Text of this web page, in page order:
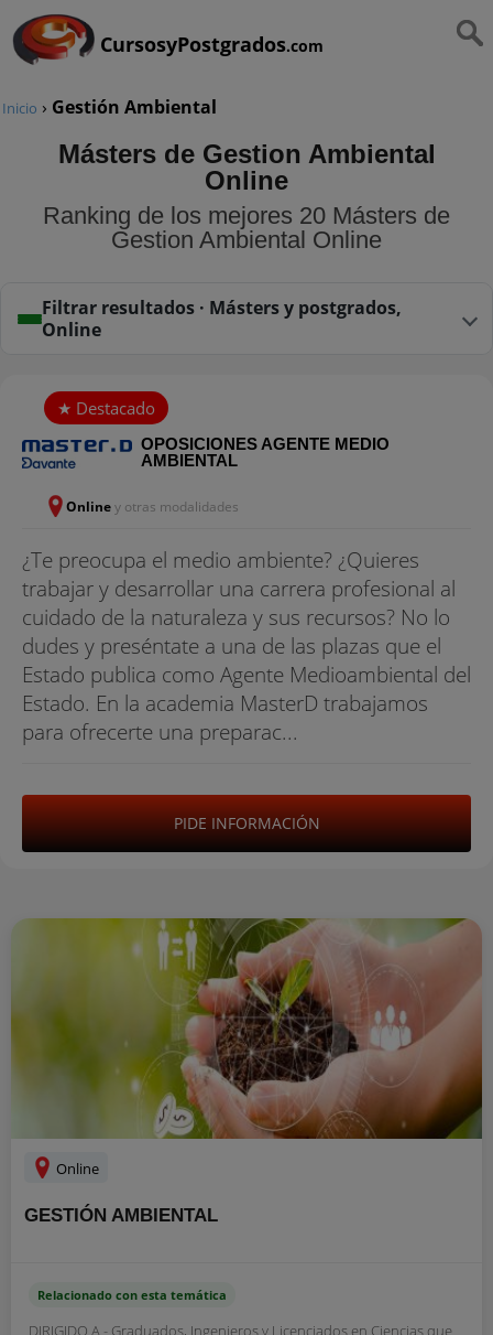
CursosyPostgrados.com
Inicio › Gestión Ambiental
Másters de Gestion Ambiental
Online
Ranking de los mejores 20 Másters de
Gestion Ambiental Online
Filtrar resultados · Másters y postgrados,
Online
OPOSICIONES AGENTE MEDIO
AMBIENTAL
Onliney otras modalidades
¿Te preocupa el medio ambiente? ¿Quieres
trabajar y desarrollar una carrera profesional al
cuidado de la naturaleza y sus recursos? No lo
dudes y preséntate a una de las plazas que el
Estado publica como Agente Medioambiental del
Estado. En la academia MasterD trabajamos
para ofrecerte una preparac...
PIDE INFORMACIÓN
Online
GESTIÓN AMBIENTAL
Relacionado con esta temática
DIRIGIDO A - Graduados, Ingenieros y Licenciados en Ciencias que